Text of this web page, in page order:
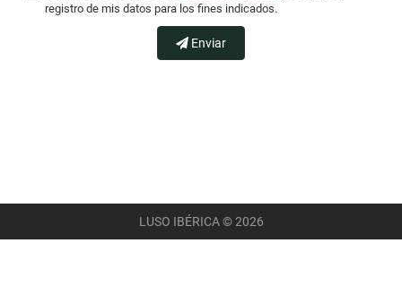
registro de mis datos para los fines indicados.
Enviar
LUSO IBÉRICA © 2026